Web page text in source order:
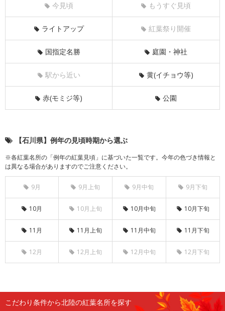
今見頃 もうすぐ見頃
ライトアップ 紅葉祭り開催
国指定名勝 庭園・神社
駅から近い 黄(イチョウ等)
赤(モミジ等) 公園
【石川県】例年の見頃時期から選ぶ
※各紅葉名所の「例年の紅葉見頃」に基づいた一覧です。今年の色づき情報と
は異なる場合がありますのでご注意ください。
9月 9月上旬 9月中旬 9月下旬
10月 10月上旬 10月中旬 10月下旬
11月 11月上旬 11月中旬 11月下旬
12月 12月上旬 12月中旬 12月下旬
こだわり条件から北陸の紅葉名所を探す